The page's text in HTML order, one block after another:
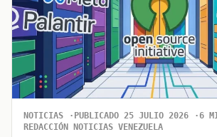
NOTICIAS PUBLICADO 25 JULIO 2026
6
REDACCIÓN NOTICIAS VENEZUELA